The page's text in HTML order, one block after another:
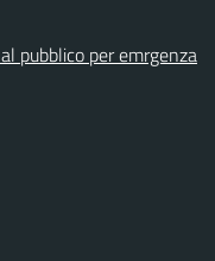
pubblico per emrgenza